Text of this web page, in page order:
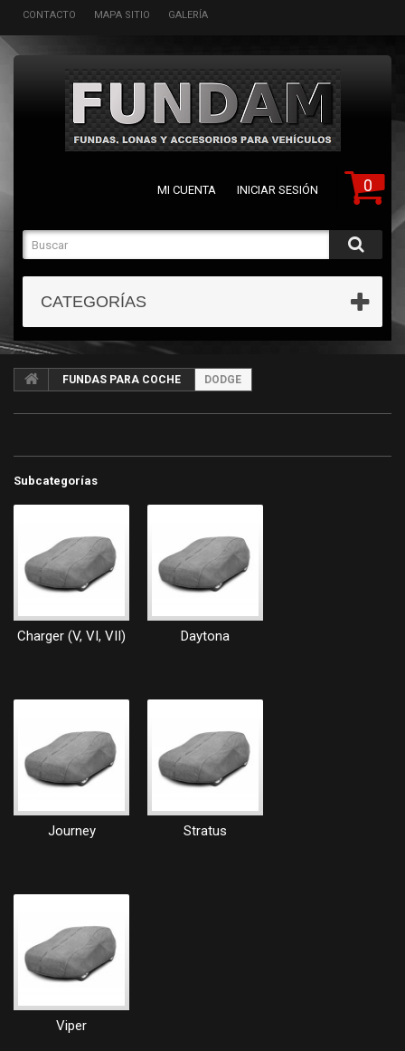
CONTACTO MAPA SITIO GALERÍA
0
MI CUENTA INICIAR SESIÓN
CATEGORÍAS
FUNDAS PARA COCHE DODGE
Subcategorías
Charger (V, VI, VII) Daytona
Journey Stratus
Viper